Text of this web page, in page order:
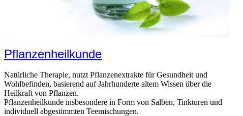
Pflanzenheilkunde
Natürliche Therapie, nutzt Pflanzenextrakte für Gesundheit und
Wohlbefinden, basierend auf Jahrhunderte altem Wissen über die
Heilkraft von Pflanzen.
Pflanzenheilkunde insbesondere in Form von Salben, Tinkturen und
individuell abgestimmten Teemischungen.